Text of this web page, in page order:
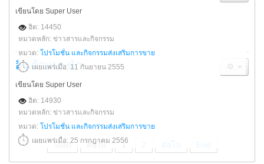
เขียนโดย Super User
หมวดหลัก: ข่าวสารและกิจกรรม
หมวด: โปรโมชั่น และกิจกรรมส่งเสริมการขาย
เผยแพร่เมื่อ: 11 กันยายน 2555
ฮิต: 14450
สินค้าแนะนำ
เขียนโดย Super User
หมวดหลัก: ข่าวสารและกิจกรรม
หมวด: โปรโมชั่น และกิจกรรมส่งเสริมการขาย
เผยแพร่เมื่อ: 25 กรกฎาคม 2556
ฮิต: 14930
Start ต่อไป 1 2 ต่อไป End